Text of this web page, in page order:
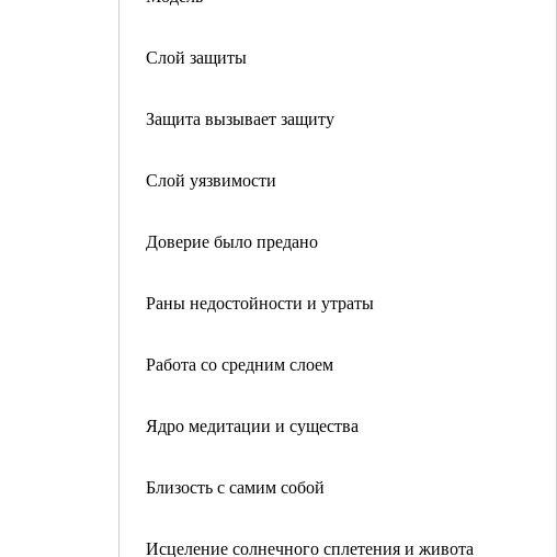
Слой защиты
Защита вызывает защиту
Слой уязвимости
Доверие было предано
Раны недостойности и утраты
Работа со средним слоем
Ядро медитации и существа
Близость с самим собой
Исцеление солнечного сплетения и живота